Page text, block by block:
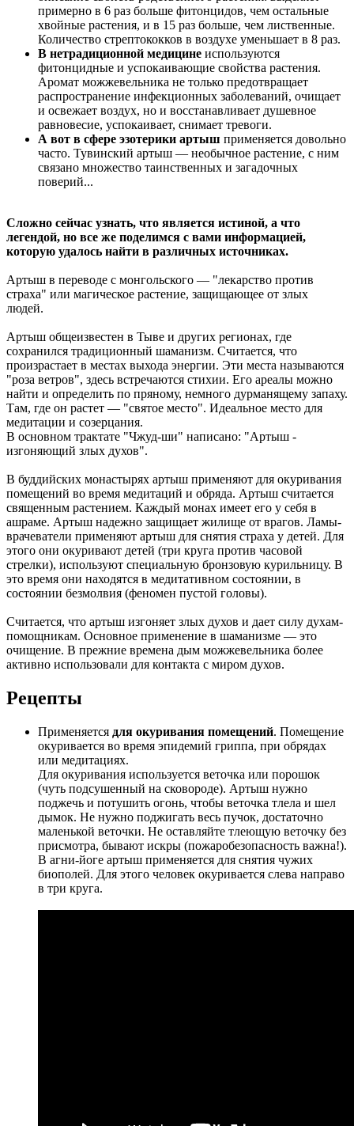
примерно в 6 раз больше фитонцидов, чем остальные
хвойные растения, и в 15 раз больше, чем лиственные.
Количество стрептококков в воздухе уменьшает в 8 раз.
В нетрадиционной медицине используются
фитонцидные и успокаивающие свойства растения.
Аромат можжевельника не только предотвращает
распространение инфекционных заболеваний, очищает
и освежает воздух, но и восстанавливает душевное
равновесие, успокаивает, снимает тревоги.
А вот в сфере эзотерики артыш применяется довольно
часто. Тувинский артыш — необычное растение, с ним
связано множество таинственных и загадочных
поверий...
Сложно сейчас узнать, что является истиной, а что
легендой, но все же поделимся с вами информацией,
которую удалось найти в различных источниках.
Артыш в переводе с монгольского — "лекарство против
страха" или магическое растение, защищающее от злых
людей.
Артыш общеизвестен в Тыве и других регионах, где
сохранился традиционный шаманизм. Считается, что
произрастает в местах выхода энергии. Эти места называются
"роза ветров", здесь встречаются стихии. Его ареалы можно
найти и определить по пряному, немного дурманящему запаху.
Там, где он растет — "святое место". Идеальное место для
медитации и созерцания.
В основном трактате "Чжуд-ши" написано: "Артыш -
изгоняющий злых духов".
В буддийских монастырях артыш применяют для окуривания
помещений во время медитаций и обряда. Артыш считается
священным растением. Каждый монах имеет его у себя в
ашраме. Артыш надежно защищает жилище от врагов. Ламы-
врачеватели применяют артыш для снятия страха у детей. Для
этого они окуривают детей (три круга против часовой
стрелки), используют специальную бронзовую курильницу. В
это время они находятся в медитативном состоянии, в
состоянии безмолвия (феномен пустой головы).
Считается, что артыш изгоняет злых духов и дает силу духам-
помощникам. Основное применение в шаманизме — это
очищение. В прежние времена дым можжевельника более
активно использовали для контакта с миром духов.
Рецепты
Применяется для окуривания помещений. Помещение
окуривается во время эпидемий гриппа, при обрядах
или медитациях.
Для окуривания используется веточка или порошок
(чуть подсушенный на сковороде). Артыш нужно
поджечь и потушить огонь, чтобы веточка тлела и шел
дымок. Не нужно поджигать весь пучок, достаточно
маленькой веточки. Не оставляйте тлеющую веточку без
присмотра, бывают искры (пожаробезопасность важна!).
В агни-йоге артыш применяется для снятия чужих
биополей. Для этого человек окуривается слева направо
в три круга.